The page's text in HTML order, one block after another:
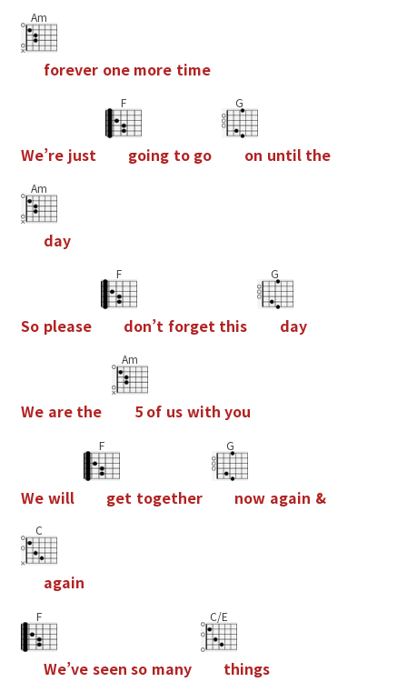
Am
forever one more time
We’re just
F
going to go
G
on until the
Am
day
So please
F
don’t forget this
G
day
We are the
Am
5 of us with you
We will
F
get together
G
now again &
C
again
F
We’ve seen so many
C/E
things